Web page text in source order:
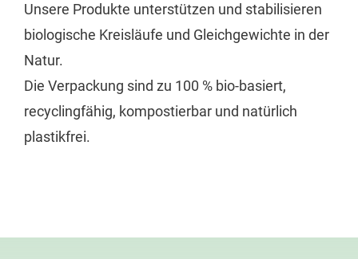
Unsere Produkte unterstützen und stabilisieren
biologische Kreisläufe und Gleichgewichte in der
Natur.
Die Verpackung sind zu 100 % bio-basiert,
recyclingfähig, kompostierbar und natürlich
plastikfrei.